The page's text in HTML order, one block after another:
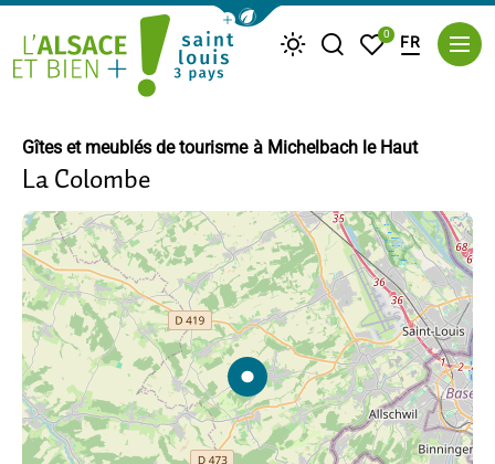
Afficher la barre de navigation du
MétéoJe recherche
Mes favoris
0 FR
Gîtes et meublés de tourisme à Michelbach le Haut
La Colombe